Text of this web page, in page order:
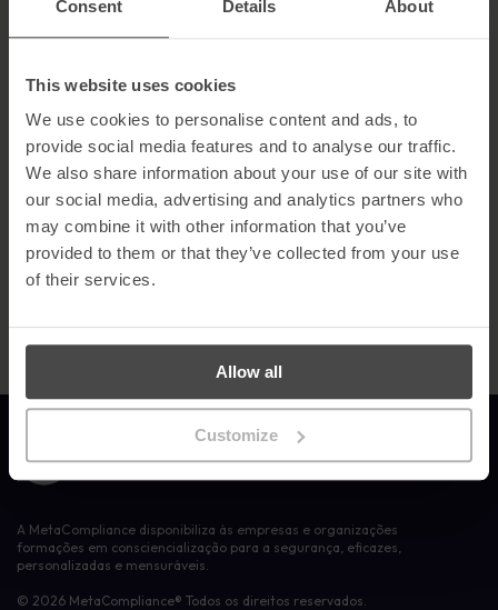
Consent Details About
This website uses cookies
We use cookies to personalise content and ads, to
provide social media features and to analyse our traffic.
We also share information about your use of our site with
our social media, advertising and analytics partners who
may combine it with other information that you’ve
provided to them or that they’ve collected from your use
of their services.
Allow all
Customize
teríamos conseguido sem os nossos incríveis clientes e
premiado.Visitawww.metacompliance.com
dos nossos especialistas hoje mesmo.
A MetaCompliance disponibiliza às empresas e organizações
formações em consciencialização para a segurança, eficazes,
personalizadas e mensuráveis.
© 2026 MetaCompliance® Todos os direitos reservados.